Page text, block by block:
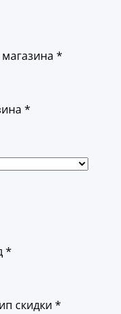
*
*
*
скидки *